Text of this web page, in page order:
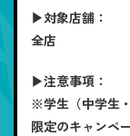
▶対象店舗：
全店
▶注意事項：
※学生（中学生
限定のキャンペ